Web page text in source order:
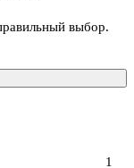
выбор.
1